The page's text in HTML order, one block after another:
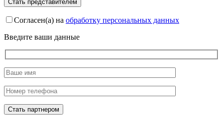
Согласен(а) на обработку персональных данных
Введите ваши данные